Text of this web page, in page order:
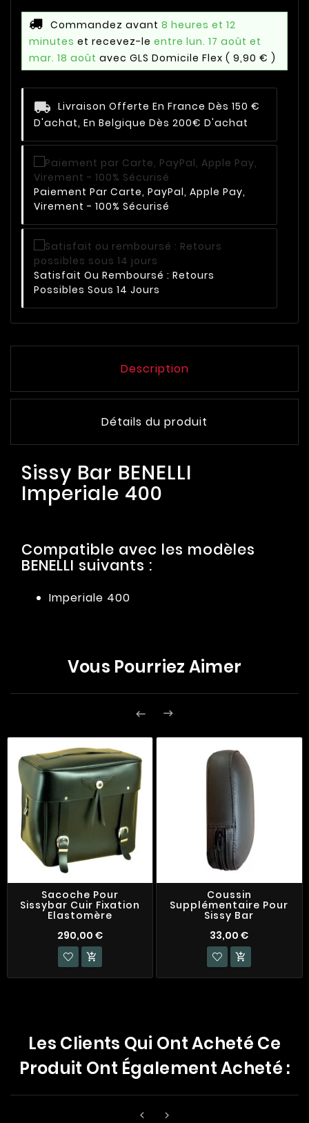
Commandez avant 8 heures et 12
minutes et recevez-le entre lun. 17 août et
mar. 18 août avec GLS Domicile Flex ( 9,90 € )
Livraison Offerte En France Dès 150 €
D'achat, En Belgique Dès 200€ D'achat
Paiement Par Carte, PayPal, Apple Pay,
Virement - 100% Sécurisé
Satisfait Ou Remboursé : Retours
Possibles Sous 14 Jours
Description
Détails du produit
Sissy Bar BENELLI
Imperiale 400
Compatible avec les modèles
BENELLI suivants :
Imperiale 400
Vous Pourriez Aimer
 
Sacoche Pour
Sissybar Cuir Fixation
Elastomère
290,00 €

Coussin
Supplémentaire Pour
Sissy Bar
33,00 €

Les Clients Qui Ont Acheté Ce
Produit Ont Également Acheté :
 